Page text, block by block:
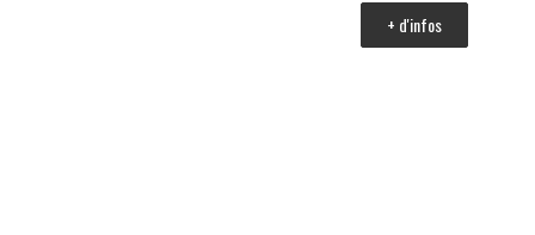
+ d'infos